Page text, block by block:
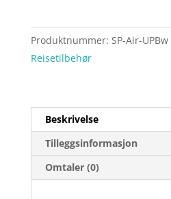
rund
SleepyPod
antall
Produktnummer: SP-Air-UPBw
Reisetilbehør
Beskrivelse
Tilleggsinformasjon
Omtaler (0)